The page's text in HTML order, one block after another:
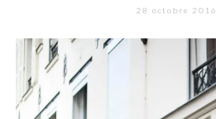
28 octobre 2016